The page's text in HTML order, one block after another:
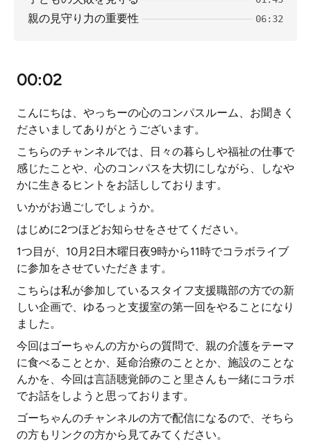
親の見守り力の重要性 06:32
00:02
こんにちは、やっちーの心のコンパスルーム、お聞きく
ださいましてありがとうございます。
こちらのチャンネルでは、日々の暮らしや福祉の仕事で
感じたことや、心のコンパスを大切にしながら、しなや
かに生きるヒントをお話ししております。
いかがお過ごしでしょうか。
はじめに2つほどお知らせをさせてください。
1つ目が、10月2日木曜日夜9時から11時でコラボライブ
に参加をさせていただきます。
こちらは私が参加しているスタイフ支援職部の方での新
しい企画で、ゆるっと支援室の第一回をやることになり
ました。
今回はゴーちゃんの方からの質問で、親の介護をテーマ
に食べることとか、延命治療のこととか、施設のことな
んかを、今回は言語聴覚師のこと里さんも一緒にコラボ
でお話をしようと思っております。
ゴーちゃんのチャンネルの方で配信になるので、そちら
の方もリンクの方から見てみてください。